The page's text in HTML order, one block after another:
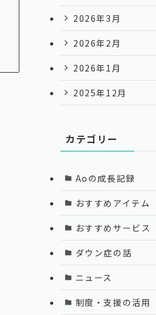
2026年3月
2026年2月
2026年1月
2025年12月
カテゴリー
Aoの成長記録
おすすめアイテム
おすすめサービス
ダウン症の話
ニュース
制度・支援の活用